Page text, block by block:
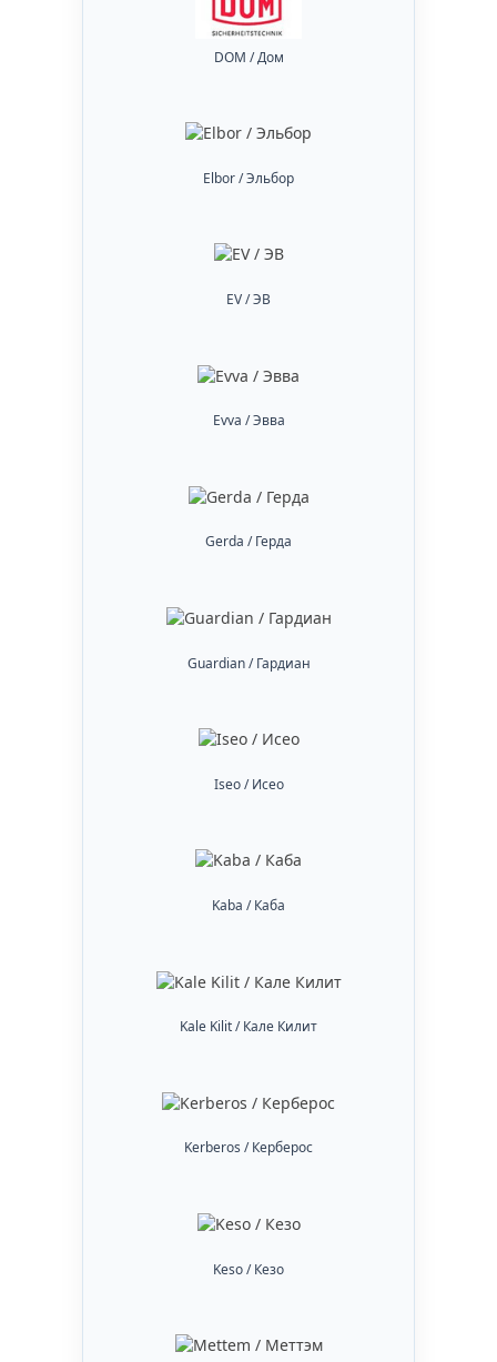
DOM / Дом
Elbor / Эльбор
EV / ЭВ
Evva / Эвва
Gerda / Герда
Guardian / Гардиан
Iseo / Исео
Kaba / Каба
Kale Kilit / Кале Килит
Kerberos / Керберос
Keso / Кезо